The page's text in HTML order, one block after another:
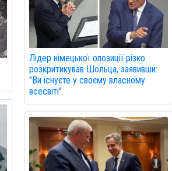
Лідер німецької опозиції різко
розкритикував Шольца, заявивши:
"Ви існуєте у своєму власному
всесвіті".